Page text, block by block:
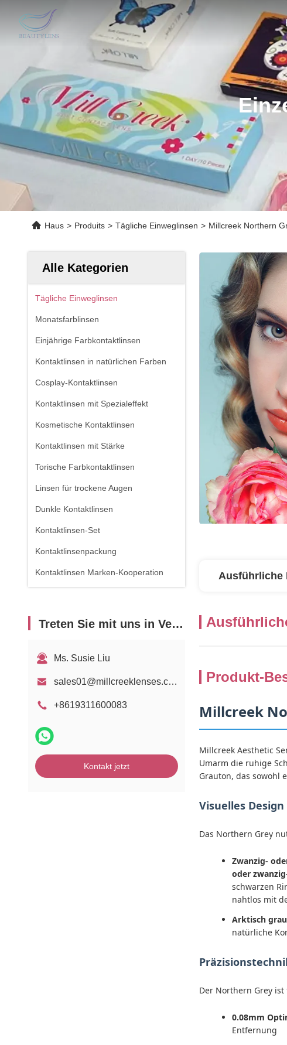
Haus > Produits > Tägliche Einweglinsen > Millcreek Northern
Alle Kategorien
Tägliche Einweglinsen
Monatsfarblinsen
Einjährige Farbkontaktlinsen
Kontaktlinsen in natürlichen Farben
Cosplay-Kontaktlinsen
Kontaktlinsen mit Spezialeffekt
Kosmetische Kontaktlinsen
Kontaktlinsen mit Stärke
Torische Farbkontaktlinsen
Linsen für trockene Augen
Dunkle Kontaktlinsen
Kontaktlinsen-Set
Kontaktlinsenpackung
Kontaktlinsen Marken-Kooperation
Treten Sie mit uns in Verbindung
Ms. Susie Liu
sales01@millcreeklenses.com
+8619311600083
Kontakt jetzt
Ausführliche
Produkt-
Millcreek
Millcreek Aesthetic
Umarm die ruhige
Grauton, das sowohl
Visuelles
Das Northern Grey
Zwanzig-
oder
schwarzen
nahtlos mit
Arktisch
natürliche
Der Northern Grey
0.08mm
Entfernung